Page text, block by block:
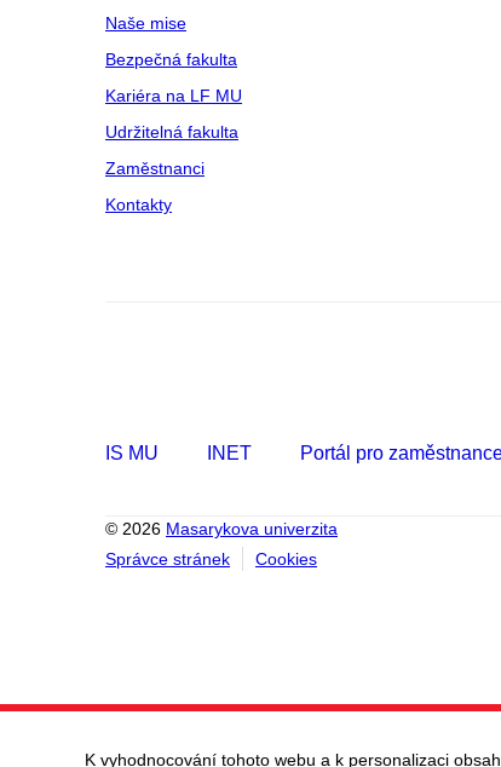
Naše mise
Bezpečná fakulta
Kariéra na LF MU
Udržitelná fakulta
Zaměstnanci
Kontakty
IS MU INET Portál pro
© 2026 Masarykova univerzita
Správce stránek
Cookies
K vyhodnocování tohoto webu a k personalizaci